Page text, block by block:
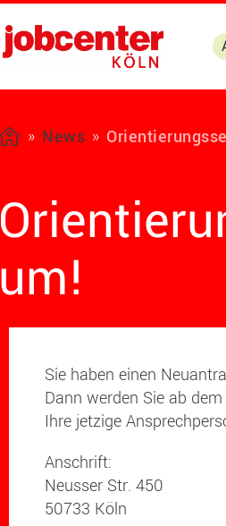
News
um!
Sie haben einen
Dann werden Sie ab
Ihre jetzige
Anschrift:
Neusser Str. 450
50733 Köln